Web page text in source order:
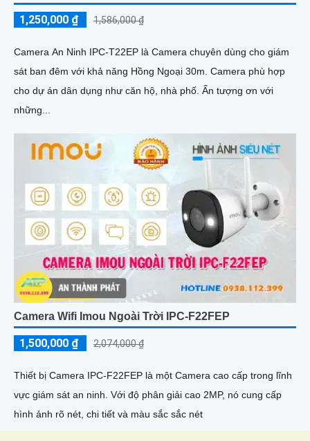
1,250,000 ₫ 1,586,000 ₫
Camera An Ninh IPC-T22EP là Camera chuyên dùng cho giám
sát ban đêm với khả năng Hồng Ngoại 30m. Camera phù hợp
cho dự án dân dụng như căn hộ, nhà phố. Ấn tượng ơn với
những...
Camera Wifi Imou Ngoài Trời IPC-F22FEP
1,500,000 ₫ 2,074,000 ₫
Thiết bị Camera IPC-F22FEP là một Camera cao cấp trong lĩnh
vực giám sát an ninh. Với độ phân giải cao 2MP, nó cung cấp
hình ảnh rõ nét, chi tiết và màu sắc sắc nét